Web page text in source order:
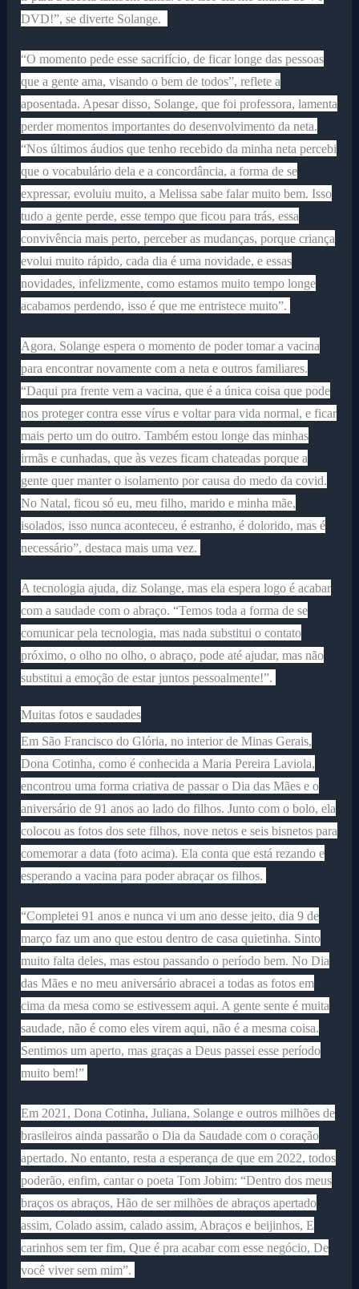
DVD!”, se diverte Solange.
“O momento pede esse sacrifício, de ficar longe das pessoas
que a gente ama, visando o bem de todos”, reflete a
aposentada. Apesar disso, Solange, que foi professora, lamenta
perder momentos importantes do desenvolvimento da neta.
“Nos últimos áudios que tenho recebido da minha neta percebi
que o vocabulário dela e a concordância, a forma de se
expressar, evoluiu muito, a Melissa sabe falar muito bem. Isso
tudo a gente perde, esse tempo que ficou para trás, essa
convivência mais perto, perceber as mudanças, porque criança
evolui muito rápido, cada dia é uma novidade, e essas
novidades, infelizmente, como estamos muito tempo longe
acabamos perdendo, isso é que me entristece muito”.
Agora, Solange espera o momento de poder tomar a vacina
para encontrar novamente com a neta e outros familiares.
“Daqui pra frente vem a vacina, que é a única coisa que pode
nos proteger contra esse vírus e voltar para vida normal, e ficar
mais perto um do outro. Também estou longe das minhas
irmãs e cunhadas, que às vezes ficam chateadas porque a
gente quer manter o isolamento por causa do medo da covid.
No Natal, ficou só eu, meu filho, marido e minha mãe,
isolados, isso nunca aconteceu, é estranho, é dolorido, mas é
necessário”, destaca mais uma vez.
A tecnologia ajuda, diz Solange, mas ela espera logo é acabar
com a saudade com o abraço. “Temos toda a forma de se
comunicar pela tecnologia, mas nada substitui o contato
próximo, o olho no olho, o abraço, pode até ajudar, mas não
substitui a emoção de estar juntos pessoalmente!”.
Muitas fotos e saudades
Em São Francisco do Glória, no interior de Minas Gerais,
Dona Cotinha, como é conhecida a Maria Pereira Laviola,
encontrou uma forma criativa de passar o Dia das Mães e o
aniversário de 91 anos ao lado do filhos. Junto com o bolo, ela
colocou as fotos dos sete filhos, nove netos e seis bisnetos para
comemorar a data (foto acima). Ela conta que está rezando e
esperando a vacina para poder abraçar os filhos.
“Completei 91 anos e nunca vi um ano desse jeito, dia 9 de
março faz um ano que estou dentro de casa quietinha. Sinto
muito falta deles, mas estou passando o período bem. No Dia
das Mães e no meu aniversário abracei a todas as fotos em
cima da mesa como se estivessem aqui. A gente sente é muita
saudade, não é como eles virem aqui, não é a mesma coisa.
Sentimos um aperto, mas graças a Deus passei esse período
muito bem!”
Em 2021, Dona Cotinha, Juliana, Solange e outros milhões de
brasileiros ainda passarão o Dia da Saudade com o coração
apertado. No entanto, resta a esperança de que em 2022, todos
poderão, enfim, cantar o poeta Tom Jobim: “Dentro dos meus
braços os abraços, Hão de ser milhões de abraços apertado
assim, Colado assim, calado assim, Abraços e beijinhos, E
carinhos sem ter fim, Que é pra acabar com esse negócio, De
você viver sem mim”.